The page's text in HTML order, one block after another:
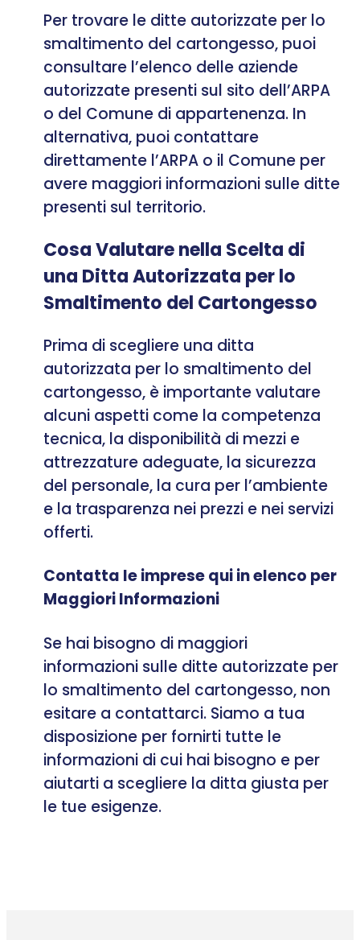
Per trovare le ditte autorizzate per lo
smaltimento del cartongesso, puoi
consultare l’elenco delle aziende
autorizzate presenti sul sito dell’ARPA
o del Comune di appartenenza. In
alternativa, puoi contattare
direttamente l’ARPA o il Comune per
avere maggiori informazioni sulle ditte
presenti sul territorio.
Cosa Valutare nella Scelta di
una Ditta Autorizzata per lo
Smaltimento del Cartongesso
Prima di scegliere una ditta
autorizzata per lo smaltimento del
cartongesso, è importante valutare
alcuni aspetti come la competenza
tecnica, la disponibilità di mezzi e
attrezzature adeguate, la sicurezza
del personale, la cura per l’ambiente
e la trasparenza nei prezzi e nei servizi
offerti.
Contatta le imprese qui in elenco per
Maggiori Informazioni
Se hai bisogno di maggiori
informazioni sulle ditte autorizzate per
lo smaltimento del cartongesso, non
esitare a contattarci. Siamo a tua
disposizione per fornirti tutte le
informazioni di cui hai bisogno e per
aiutarti a scegliere la ditta giusta per
le tue esigenze.